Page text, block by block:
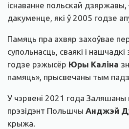
існаванне польскай
дакуменце, які ў 2005 годзе
Памяць пра ахвяр захоўвае
супольнасць, сваякі і
годзе рэжысёр Юры Каліна
памяць», прысвечаны тым
У чэрвені 2021 года Заляшаны
прэзідэнт Польшчы Анджэй
крыжа.